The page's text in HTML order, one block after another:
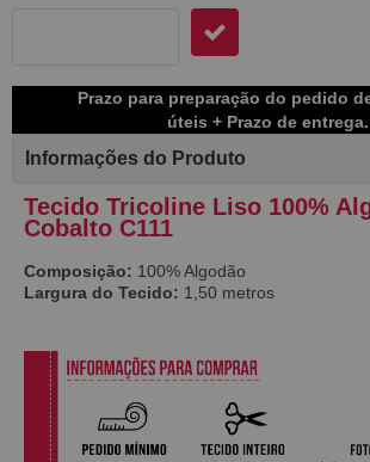
Prazo para preparação do pedido
úteis + Prazo de entrega.
Informações do Produto
Tecido Tricoline Liso 100%
Cobalto C111
Composição: 100% Algodão
Largura do Tecido: 1,50 metros